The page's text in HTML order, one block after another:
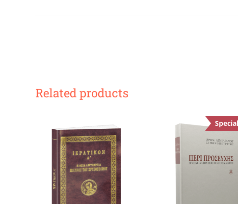
Related products